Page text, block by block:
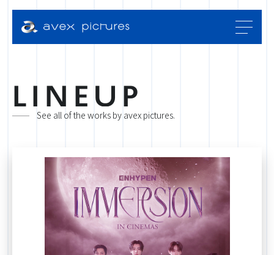
N E P
See all of the works by avex pictures.